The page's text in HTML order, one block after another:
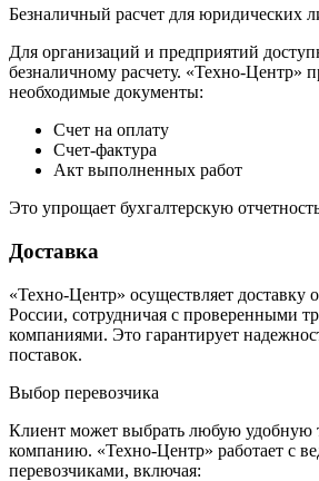
Безналичный расчет для юридических
Для организаций и предприятий
безналичному расчету. «Техно-Центр»
необходимые документы:
Счет на оплату
Счет-фактура
Акт выполненных работ
Это упрощает бухгалтерскую
Доставка
«Техно-Центр» осуществляет доставку
России, сотрудничая с проверенными
компаниями. Это гарантирует
поставок.
Выбор перевозчика
Клиент может выбрать любую удобную
компанию. «Техно-Центр» работает с
перевозчиками, включая: